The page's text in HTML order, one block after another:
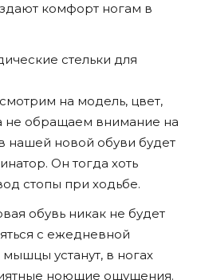
комфорт ногам в
стельки для
на модель, цвет,
не обращаем внимание на
нашей новой обуви будет
Он тогда хоть
стопы при ходьбе.
обувь никак не будет
с ежедневной
устанут, в ногах
ноющие ощущения.